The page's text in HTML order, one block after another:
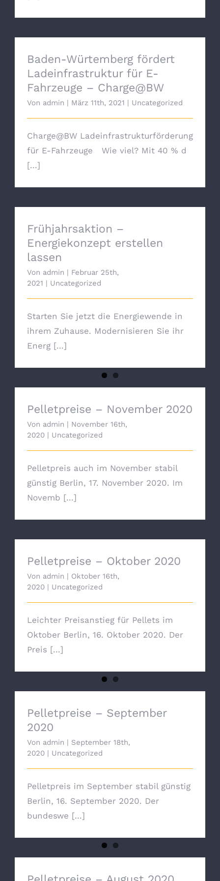
Baden-Würtemberg fördert
Ladeinfrastruktur für E-
Fahrzeuge – Charge@BW
Von admin | März 11th, 2021 | Uncategorized
Charge@BW Ladeinfrastrukturförderung
für E-Fahrzeuge Wie viel? Mit 40 % d
[...]
erstellen lassen
Frühjahrsaktion –
Energiekonzept erstellen
lassen
Von admin | Februar 25th,
2021 | Uncategorized
Starten Sie jetzt die Energiewende in
ihrem Zuhause. Modernisieren Sie ihr
Energ [...]
Pelletpreise – November 2020
Von admin | November 16th,
2020 | Uncategorized
Pelletpreis auch im November stabil
günstig Berlin, 17. November 2020. Im
Novemb [...]
Pelletpreise – Oktober 2020
Von admin | Oktober 16th,
2020 | Uncategorized
Leichter Preisanstieg für Pellets im
Oktober Berlin, 16. Oktober 2020. Der
Preis [...]
Pelletpreise – September
2020
Von admin | September 18th,
2020 | Uncategorized
Pelletpreis im September stabil günstig
Berlin, 16. September 2020. Der
bundeswe [...]